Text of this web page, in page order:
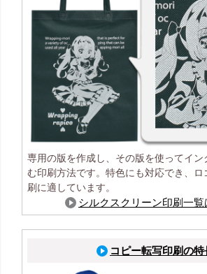
専用の版を作成し、その版を使ってイン
む印刷方法です。特色にも対応でき、ロ
刷に適しています。
シルクスクリーン印刷一覧
コピー転写印刷の特